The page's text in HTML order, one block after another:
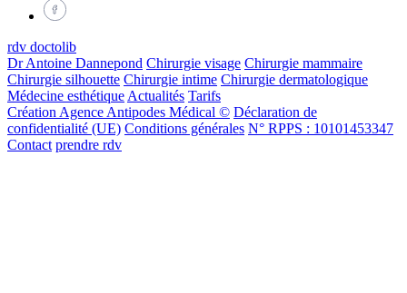
rdv doctolib
Dr Antoine Dannepond Chirurgie visage Chirurgie mammaire
Chirurgie silhouette Chirurgie intime Chirurgie dermatologique
Médecine esthétique Actualités Tarifs
Création Agence Antipodes Médical © Déclaration de
confidentialité (UE) Conditions générales N° RPPS : 10101453347
Contact prendre rdv